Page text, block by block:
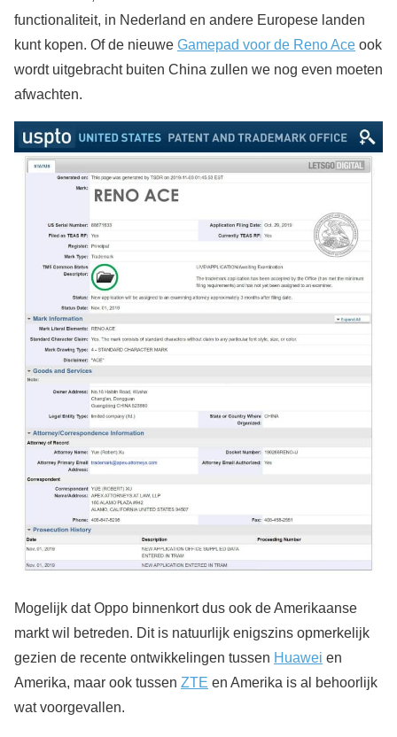
functionaliteit, in Nederland en andere Europese landen
kunt kopen. Of de nieuwe Gamepad voor de Reno Ace ook
wordt uitgebracht buiten China zullen we nog even moeten
afwachten.
Mogelijk dat Oppo binnenkort dus ook de Amerikaanse
markt wil betreden. Dit is natuurlijk enigszins opmerkelijk
gezien de recente ontwikkelingen tussen Huawei en
Amerika, maar ook tussen ZTE en Amerika is al behoorlijk
wat voorgevallen.